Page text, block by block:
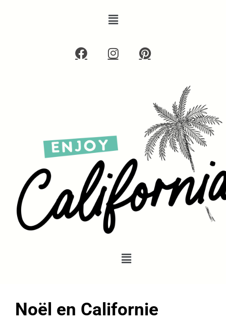
Noël en Californie